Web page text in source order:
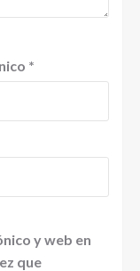
*
y web en
que